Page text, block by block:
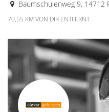
Baumschulenweg 9, 14712
70,55 KM VON DIR ENTFERNT